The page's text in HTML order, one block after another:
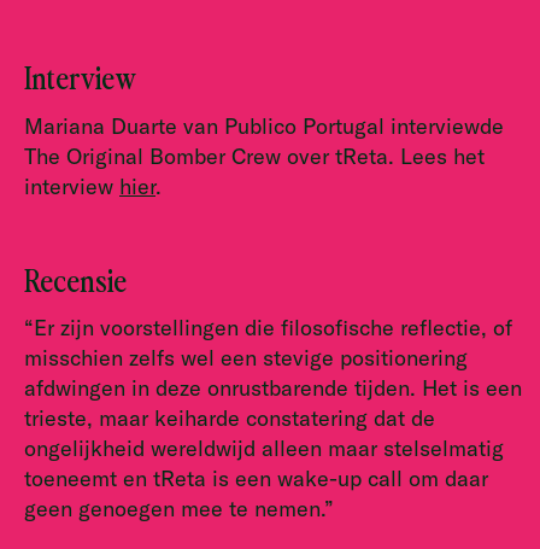
Interview
Mariana Duarte van Publico Portugal interviewde
The Original Bomber Crew over tReta. Lees het
interview hier.
Recensie
“Er zijn voorstellingen die filosofische reflectie, of
misschien zelfs wel een stevige positionering
afdwingen in deze onrustbarende tijden. Het is een
trieste, maar keiharde constatering dat de
ongelijkheid wereldwijd alleen maar stelselmatig
toeneemt en tReta is een wake-up call om daar
geen genoegen mee te nemen.”